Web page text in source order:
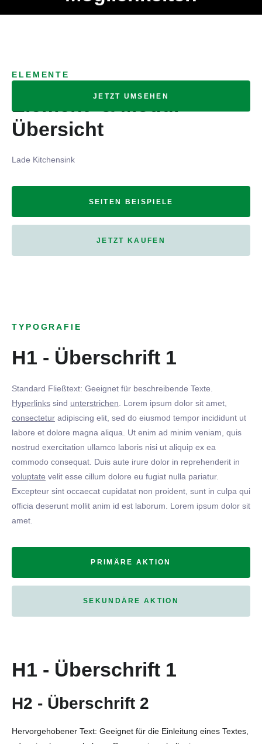
JETZT UMSEHEN
ELEMENTE
Element- & Modul-
Übersicht
Lade Kitchensink
SEITEN BEISPIELE
JETZT KAUFEN
TYPOGRAFIE
H1 - Überschrift 1
Standard Fließtext: Geeignet für beschreibende Texte.
Hyperlinks sind unterstrichen . Lorem ipsum dolor sit amet,
consectetur adipiscing elit, sed do eiusmod tempor incididunt ut
labore et dolore magna aliqua. Ut enim ad minim veniam, quis
nostrud exercitation ullamco laboris nisi ut aliquip ex ea
commodo consequat. Duis aute irure dolor in reprehenderit in
voluptate velit esse cillum dolore eu fugiat nulla pariatur.
Excepteur sint occaecat cupidatat non proident, sunt in culpa qui
officia deserunt mollit anim id est laborum. Lorem ipsum dolor sit
amet.
PRIMÄRE AKTION
SEKUNDÄRE AKTION
H1 - Überschrift 1
H2 - Überschrift 2
Hervorgehobener Text: Geeignet für die Einleitung eines Textes,